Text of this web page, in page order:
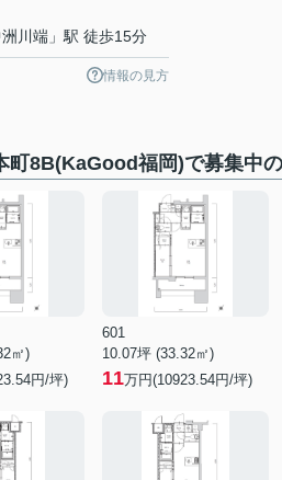
川端 」駅 徒歩15分
情報の見方
町8B(KaGood福岡)で募集中
㎡)
円/坪)
601
10.07坪 (33.32㎡)
11万円(10923.54円/坪)